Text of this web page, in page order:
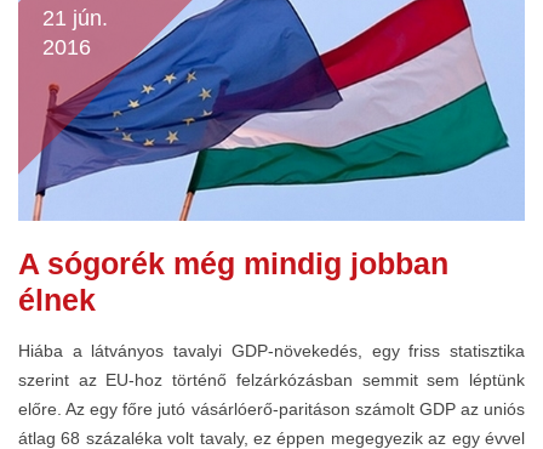
21 jún.
2016
A sógorék még mindig jobban
élnek
Hiába a látványos tavalyi GDP-növekedés, egy friss statisztika
szerint az EU-hoz történő felzárkózásban semmit sem léptünk
előre. Az egy főre jutó vásárlóerő-paritáson számolt GDP az uniós
átlag 68 százaléka volt tavaly, ez éppen megegyezik az egy évvel